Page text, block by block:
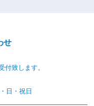
せ
致します。
日・祝日